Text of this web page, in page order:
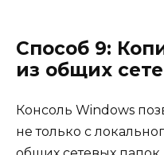
Способ 9:
из общих
Консоль Windows
не только с